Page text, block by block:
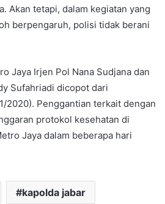
Akan tetapi, dalam kegiatan yang
berpengaruh, polisi tidak berani
Jaya Irjen Pol Nana Sudjana dan
Sufahriadi dicopot dari
2020). Penggantian terkait dengan
protokol kesehatan di
Jaya dalam beberapa hari
kapolda jabar